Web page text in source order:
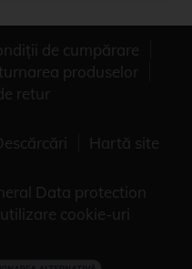
de cumpărare
produselor
retur
Hartă site
Data protection
cookie-uri